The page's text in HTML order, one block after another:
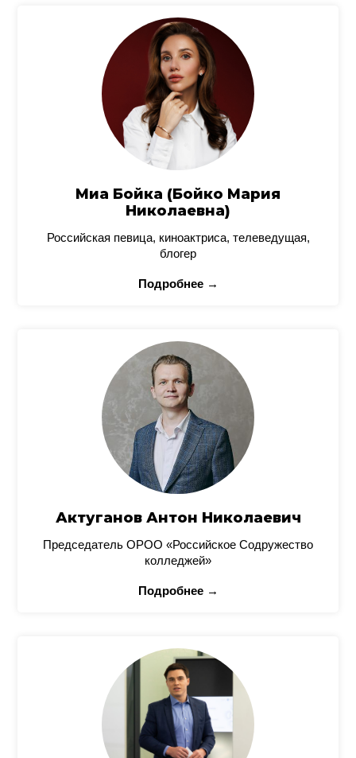
Миа Бойка (Бойко Мария
Николаевна)
Российская певица, киноактриса, телеведущая,
блогер
Подробнее →
Актуганов Антон Николаевич
Председатель ОРОО «Российское Содружество
колледжей»
Подробнее →